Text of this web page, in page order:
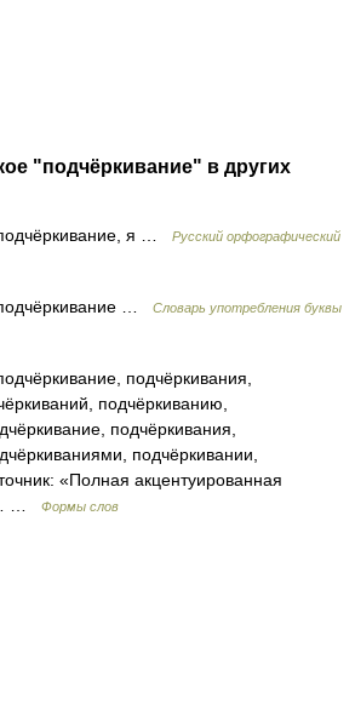
"подчёркивание" в других
я …
Русский орфографический
…
Словарь употребления буквы
подчёркивания,
подчёркиванию,
подчёркивания,
подчёркивании,
«Полная акцентуированная
…
Формы слов